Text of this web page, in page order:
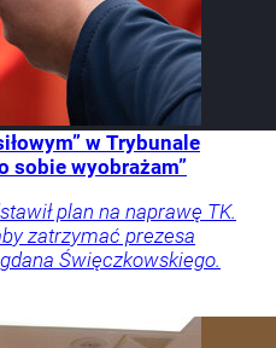
w Trybunale
sobie wyobrażam”
plan na naprawę TK.
zatrzymać prezesa
Święczkowskiego.